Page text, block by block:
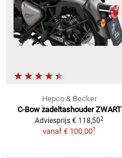
Hepco & Becker
C-Bow zadeltashouder ZWART
Adviesprijs € 118,502
vanaf € 100,001